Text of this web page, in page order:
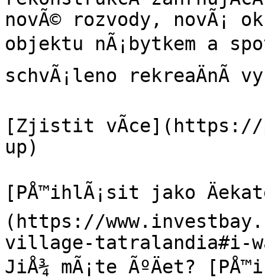
novÃ© rozvody, novÃ¡
objektu nÃ¡bytkem a
schvÃ¡leno rekreaÄnÃ­
[Zjistit vÃ­ce](https://
up)
[PÅ™ihlÃ¡sit jako
(https://
village-tatralandia#i-
JiÅ¾ mÃ¡te ÃºÄet?